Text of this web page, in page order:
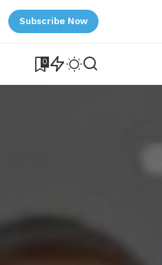
Subscribe Now
0